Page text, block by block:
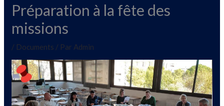
Préparation à la fête des
missions
/ Documents / Par Admin